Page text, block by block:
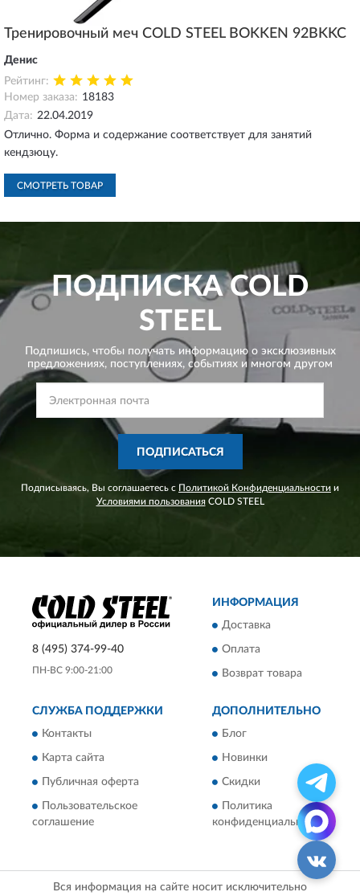
Тренировочный меч COLD STEEL BOKKEN 92BKKC
Денис
Рейтинг:
Номер заказа: 18183
Дата: 22.04.2019
Отлично. Форма и содержание соответствует для занятий
кендзюцу.
СМОТРЕТЬ ТОВАР
ПОДПИСКАCOLD
STEEL
Подпишись, чтобы получать информацию о эксклюзивных
предложениях, поступлениях, событиях и многом другом
ПОДПИСАТЬСЯ
Подписываясь, Вы соглашаетесь с Политикой Конфиденциальности и
Условиями пользованияCOLD STEEL
8 (495) 374-99-40
ПН-ВС 9:00-21:00
ИНФОРМАЦИЯ
Доставка
Оплата
Возврат товара
СЛУЖБА ПОДДЕРЖКИ
Контакты
Карта сайта
Публичная оферта
Пользовательское
соглашение
ДОПОЛНИТЕЛЬНО
Блог
Новинки
Скидки
Политика
конфиденциальности
Вся информация на сайте носит исключительно